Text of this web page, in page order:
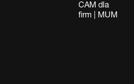
CAM dla
firm | MUM